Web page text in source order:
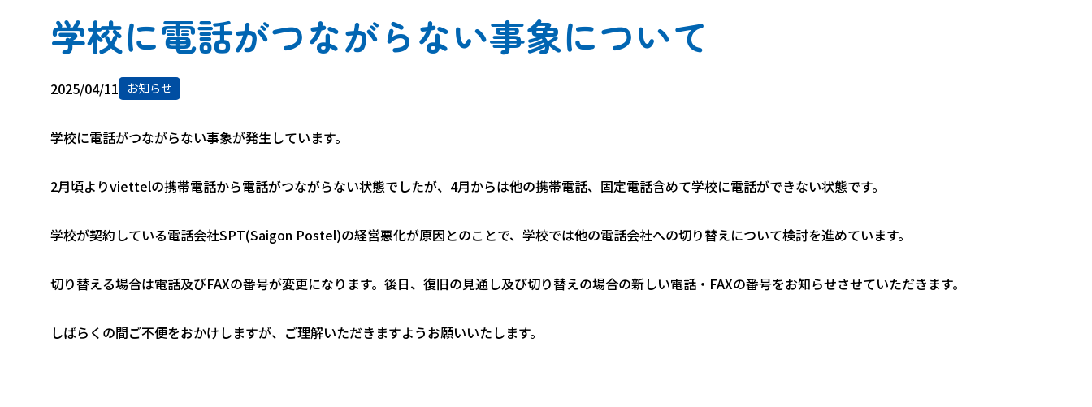
学校に電話がつながらない事象について
2025/04/11 お知らせ
学校に電話がつながらない事象が発生しています。
2月頃よりviettelの携帯電話から電話がつながらない状態でしたが、4月からは他の携帯電話、固定電話含めて学校に電話ができない状態です。
学校が契約している電話会社SPT(Saigon Postel)の経営悪化が原因とのことで、学校では他の電話会社への切り替えについて検討を進めています。
切り替える場合は電話及びFAXの番号が変更になります。後日、復旧の見通し及び切り替えの場合の新しい電話・FAXの番号をお知らせさせていただきます。
しばらくの間ご不便をおかけしますが、ご理解いただきますようお願いいたします。